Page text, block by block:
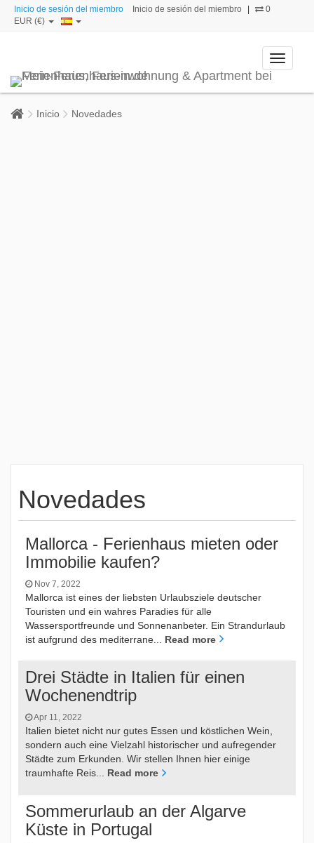
Inicio de sesión del miembro Inicio de sesión del miembro
0
EUR (€)
Toggle
Inicio Novedades
Novedades
Mallorca - Ferienhaus mieten oder
Immobilie kaufen?
Nov 7, 2022
Mallorca ist eines der liebsten Urlaubsziele deutscher
Touristen und ein wahres Paradies für alle
Wassersportfreunde und Sonnenanbeter. Ein Strandurlaub
ist aufgrund des mediterrane... Read more
Drei Städte in Italien für einen
Wochenendtrip
Apr 11, 2022
Italien bietet nicht nur gutes Essen und köstlichen Wein,
sondern auch eine Vielzahl historischer und aufregender
Städte zum Erkunden. Wir stellen Ihnen hier einige
traumhafte Reis... Read more
Sommerurlaub an der Algarve
Küste in Portugal